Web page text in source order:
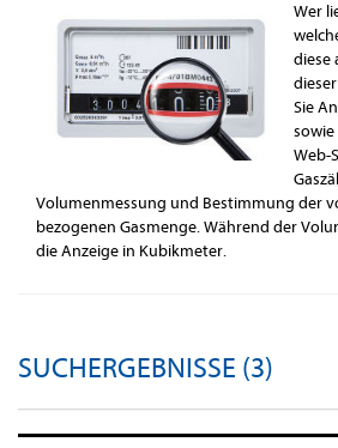
Wer
diese
Sie
sowie
Web-
Volumenmessung und Bestimmung der
bezogenen Gasmenge. Während der
die Anzeige in Kubikmeter.
SUCHERGEBNISSE (3)